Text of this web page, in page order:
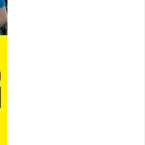
минут
төслийн удирдах
боллоо
аас Монгол Улсад
Миньжюанийг хүлээн
минут
УЛСТАЙ
АЖИЛЛАГААГ
минут
бага сургуульд, 8100